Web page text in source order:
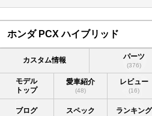
ホンダ PCX ハイブリッド
カスタム情報 パーツ
(376)
モデル
トップ
愛車紹介
(48)
レビュー
(16)
ブログ スペック ランキング